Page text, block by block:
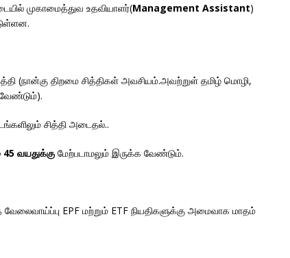
முகாமைத்துவ உதவியாளர்(Management Assistant)
(நான்கு திறமை சித்திகள் அவசியம்.அவற்றுள் தமிழ் மொழி,
சித்தி அடைதல்..
45 வயதுக்கு மேற்படாமலும் இருக்க வேண்டும்.
வேலைவாய்ப்பு EPF மற்றும் ETF நியதிகளுக்கு அமைவாக மாதம்